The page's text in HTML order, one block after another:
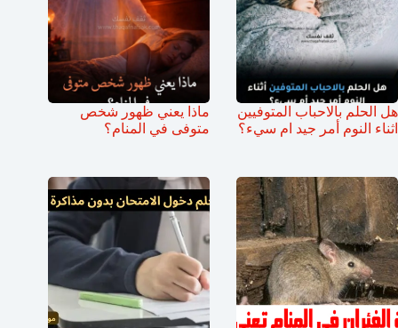
هل الحلم بالاحباب المتوفيين
اثناء النوم أمر جيد ام سيء؟
ماذا يعني ظهور شخص
متوفى في المنام؟